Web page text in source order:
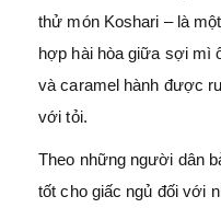
thử món Koshari – là
hợp hài hòa giữa sợi mì
và caramel hành được
với tỏi.
Theo những người dân
tốt cho giấc ngủ đối với